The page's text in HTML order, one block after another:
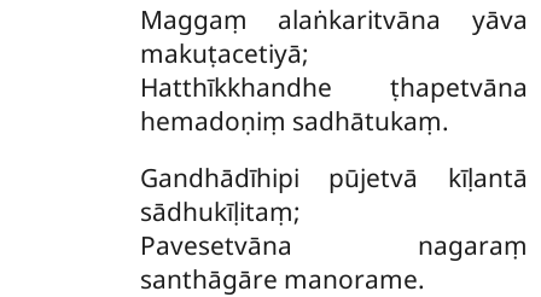
Maggaṃ alaṅkaritvāna yāva
makuṭacetiyā;
Hatthīkkhandhe ṭhapetvāna
hemadoṇiṃ sadhātukaṃ.
Gandhādīhipi pūjetvā kīḷantā
sādhukīḷitaṃ;
Pavesetvāna nagaraṃ
santhāgāre manorame.